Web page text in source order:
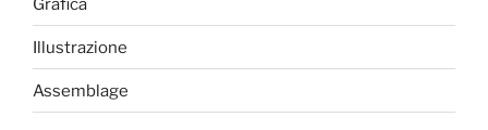
Grafica
Illustrazione
Assemblage